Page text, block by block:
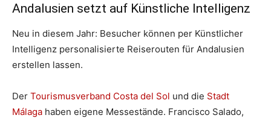
Andalusien setzt auf Künstliche Intelligenz
Neu in diesem Jahr: Besucher können per Künstlicher
Intelligenz personalisierte Reiserouten für Andalusien
erstellen lassen.
Der Tourismusverband Costa del Sol und die Stadt
Málaga haben eigene Messestände. Francisco Salado,